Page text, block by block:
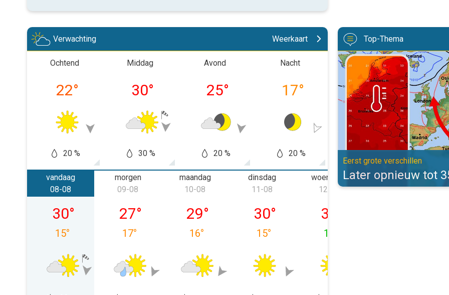
Verwachting Weerkaart
Ochtend
22°
20 %
Middag
30°
30 %
Avond
25°
20 %
Nacht
17°
20 %
Ochtend
22°
30 %
27
vandaag
zaterdag 08-08
08-08
30°
15°
morgen
zondag 09-08
09-08
27°
17°
maandag
maandag 10-08
10-08
29°
16°
dinsdag
dinsdag 11-08
11-08
30°
15°
woensdag
12-08
31
14
donderdag
13-08
Top-Thema
Later opnieuw tot 35 graden.
Eerst grote verschillen
Later opnieuw tot